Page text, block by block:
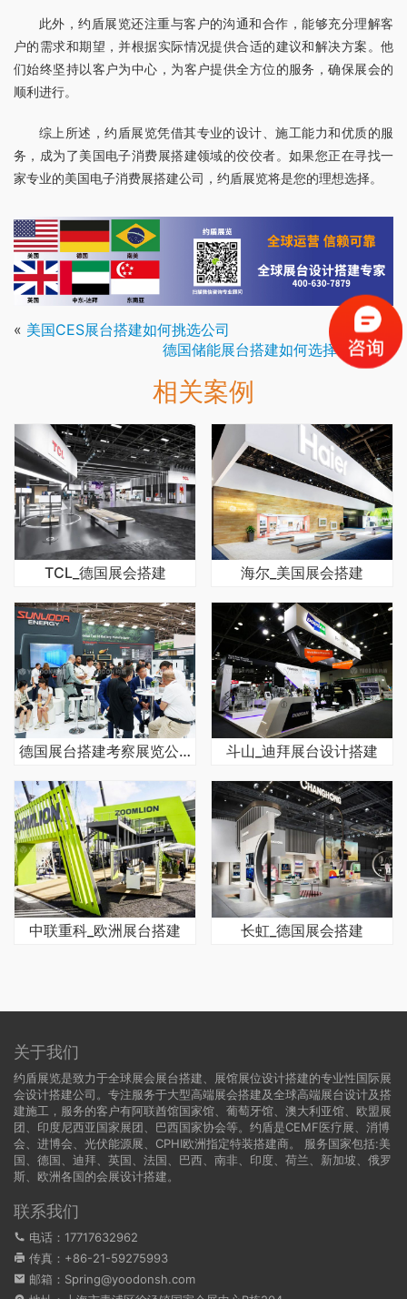
此外，约盾展览还注重与客户的沟通和合作，能够充分理解客
户的需求和期望，并根据实际情况提供合适的建议和解决方案。他
们始终坚持以客户为中心，为客户提供全方位的服务，确保展会的
顺利进行。
综上所述，约盾展览凭借其专业的设计、施工能力和优质的服
务，成为了美国电子消费展搭建领域的佼佼者。如果您正在寻找一
家专业的美国电子消费展搭建公司，约盾展览将是您的理想选择。
« 美国CES展台搭建如何挑选公司
德国储能展台搭建如何选择合作商»
相关案例
TCL_德国展会搭建 海尔_美国展会搭建
德国展台搭建考察展览公司哪些实力 斗山_迪拜展台设计搭建
中联重科_欧洲展台搭建 长虹_德国展会搭建
关于我们
约盾展览是致力于全球展会展台搭建、展馆展位设计搭建的专业性国际展
会设计搭建公司。专注服务于大型高端展会搭建及全球高端展台设计及搭
建施工，服务的客户有阿联酋馆国家馆、葡萄牙馆、澳大利亚馆、欧盟展
团、印度尼西亚国家展团、巴西国家协会等。约盾是CEMF医疗展、消博
会、进博会、光伏能源展、CPHI欧洲指定特装搭建商。 服务国家包括:美
国
德国 、迪拜、英国、法国、巴西、南非、印度、荷兰、新加坡、俄罗
斯、欧洲各国的会展设计搭建。
联系我们
电话：17717632962
传真：+86-21-59275993
邮箱：Spring@yoodonsh.com